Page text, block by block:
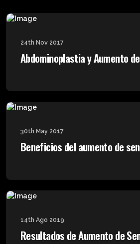
24th Nov 2017
Abdominoplastia y Aumento
30th May 2017
Beneficios del aumento de
14th Ago 2019
Resultados de Aumento de